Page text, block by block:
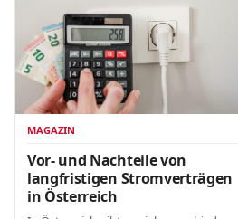
MAGAZIN
Vor- und Nachteile von
langfristigen Stromverträgen
in Österreich